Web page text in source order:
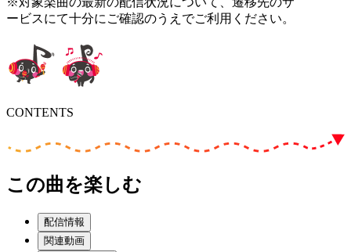
ービスにて十分にご確認のうえでご利用ください。
CONTENTS
この曲を楽しむ
配信情報
関連動画